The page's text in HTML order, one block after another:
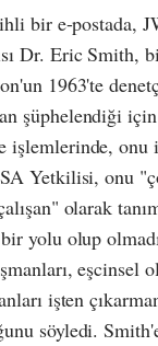
bir e-postada,
Dr. Eric Smith,
1963'te
şüphelendiği
işlemlerinde, onu
Yetkilisi, onu
olarak
yolu olup
eşcinsel
işten
söyledi.